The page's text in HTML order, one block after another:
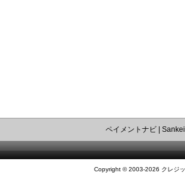
ペイメントナビ|
Copyright © 2003-2026 クレジ